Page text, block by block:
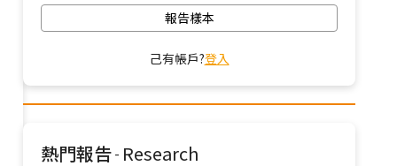
報告樣本
己有帳戶?登入
熱門報告 - Research